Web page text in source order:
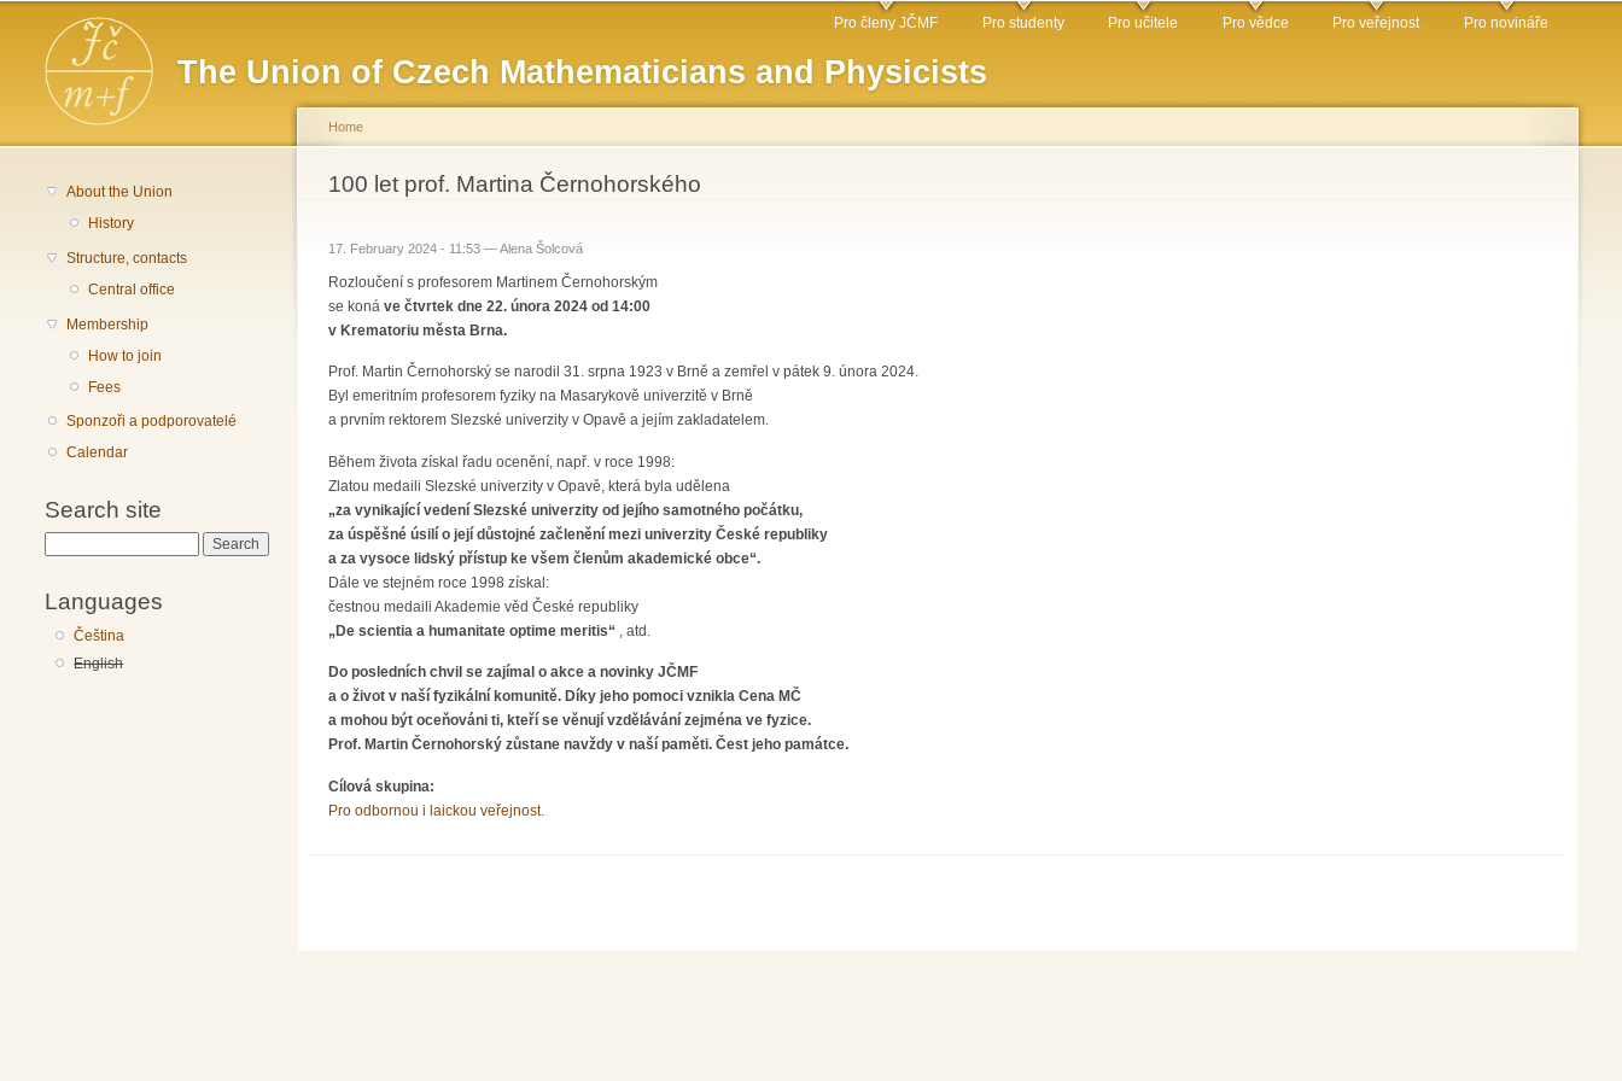
The Union of Czech Mathematicians and Physicists
Main menu Pro členy JČMF Pro studenty Pro učitele Pro vědce Pro veřejnost Pro novináře
About the Union
History
Structure, contacts
Central office
Membership
How to join
Fees
Sponzoři a podporovatelé
Calendar
Search site
Languages
Čeština
English
You are here
Home
100 let prof. Martina Černohorského
17. February 2024 - 11:53 —Alena Šolcová
Rozloučení s profesorem Martinem Černohorským
se koná ve čtvrtek dne 22. února 2024 od 14:00
v Krematoriu města Brna.
Prof. Martin Černohorský se narodil 31. srpna 1923 v Brně a zemřel v pátek 9. února 2024.
Byl emeritním profesorem fyziky na Masarykově univerzitě v Brně
a prvním rektorem Slezské univerzity v Opavě a jejím zakladatelem.
Během života získal řadu ocenění, např. v roce 1998:
Zlatou medaili Slezské univerzity v Opavě, která byla udělena
„za vynikající vedení Slezské univerzity od jejího samotného počátku,
za úspěšné úsilí o její důstojné začlenění mezi univerzity České republiky
a za vysoce lidský přístup ke všem členům akademické obce“.
Dále ve stejném roce 1998 získal:
čestnou medaili Akademie věd České republiky
„De scientia a humanitate optime meritis“ , atd.
Do posledních chvil se zajímal o akce a novinky JČMF
a o život v naší fyzikální komunitě. Díky jeho pomoci vznikla Cena MČ
a mohou být oceňováni ti, kteří se věnují vzdělávání zejména ve fyzice.
Prof. Martin Černohorský zůstane navždy v naší paměti. Čest jeho památce.
Cílová skupina:
Pro odbornou i laickou veřejnost.